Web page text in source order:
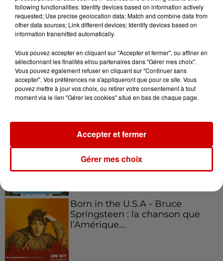
Kelly Massol, figure
emblématique de
l'entrepreneuriat féminin
Aménager un school bus au
Canada et accueillir les bleus à
Boston,...
Born in the U.S.A - Bruce
Springsteen : la chanson que
l’Amérique...
following functionalities: Identify devices based on information actively
requested; Use precise geolocation data; Match and combine data from
other data sources; Link different devices; Identify devices based on
information transmitted automatically.
Vous pouvez accepter en cliquant sur "Accepter et fermer", ou affiner en
sélectionnant les finalités et/ou partenaires dans "Gérer mes choix".
Vous pouvez également refuser en cliquant sur "Continuer sans
accepter". Vos préférences ne s'appliqueront que pour ce site. Vous
pouvez mettre à jour vos choix, ou retirer votre consentement à tout
moment via le lien "Gérer les cookies" situé en bas de chaque page.
Gérer mes choix
Accepter et fermer